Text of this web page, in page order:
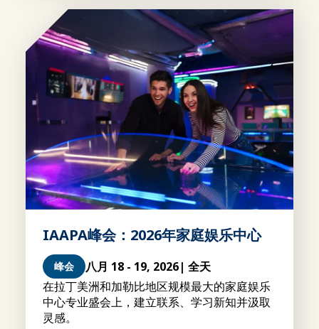
IAAPA峰会：2026年家庭娱乐中心
峰会 八月 18 - 19, 2026| 全天
在拉丁美洲和加勒比地区规模最大的家庭娱乐
中心专业盛会上，建立联系、学习新知并汲取
灵感。